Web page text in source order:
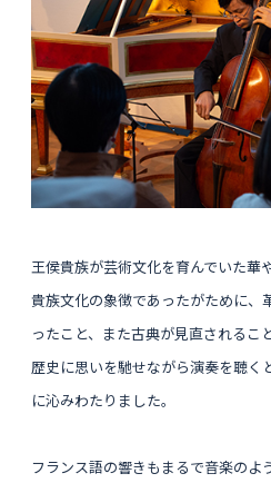
王侯貴族が芸術文化を育んでいた華
貴族文化の象徴であったがために、
ったこと、また古典が見直される
歴史に思いを馳せながら演奏を聴く
に沁みわたりました。
フランス語の響きもまるで音楽のよ